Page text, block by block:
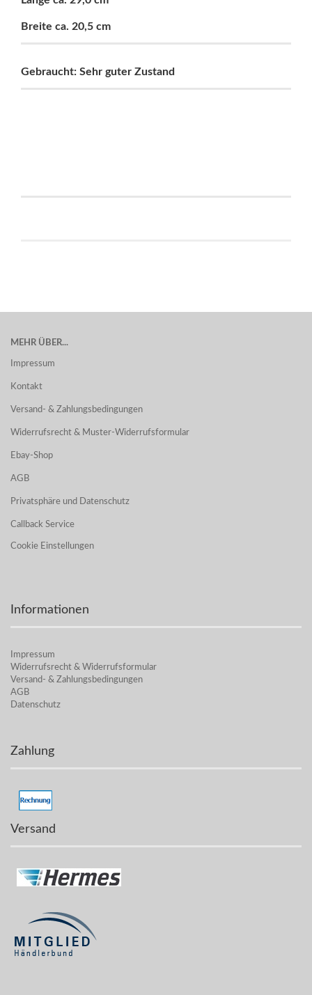
Breite ca. 20,5 cm
Gebraucht: Sehr guter Zustand
MEHR ÜBER...
Impressum
Kontakt
Versand- & Zahlungsbedingungen
Widerrufsrecht & Muster-Widerrufsformular
Ebay-Shop
AGB
Privatsphäre und Datenschutz
Callback Service
Cookie Einstellungen
Informationen
Impressum
Widerrufsrecht & Widerrufsformular
Versand- & Zahlungsbedingungen
AGB
Datenschutz
Zahlung
Versand